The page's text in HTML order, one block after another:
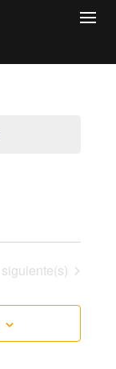
Eventos
siguiente(s)